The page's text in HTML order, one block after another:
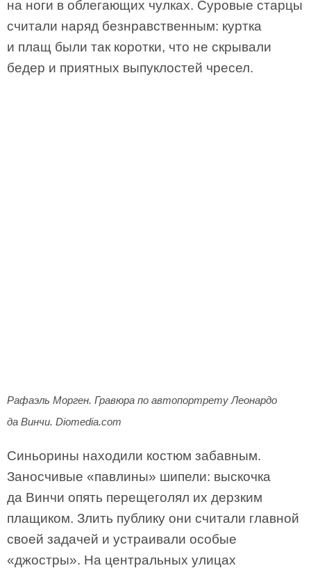
на ноги в облегающих чулках. Суровые старцы
считали наряд безнравственным: куртка
и плащ были так коротки, что не скрывали
бедер и приятных выпуклостей чресел.
Рафаэль Морген. Гравюра по автопортрету Леонардо
да Винчи. Diomedia.com
Синьорины находили костюм забавным.
Заносчивые «павлины» шипели: выскочка
да Винчи опять перещеголял их дерзким
плащиком. Злить публику они считали главной
своей задачей и устраивали особые
«джостры». На центральных улицах